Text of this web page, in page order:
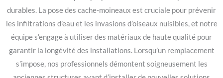
durables. La pose des cache-moineaux est cruciale pour prévenir
les infiltrations d’eau et les invasions d’oiseaux nuisibles, et notre
équipe s’engage à utiliser des matériaux de haute qualité pour
garantir la longévité des installations. Lorsqu’un remplacement
s’impose, nos professionnels démontent soigneusement les